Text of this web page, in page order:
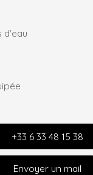
d'eau
+33 6 33 48 15 38
Envoyer un mail